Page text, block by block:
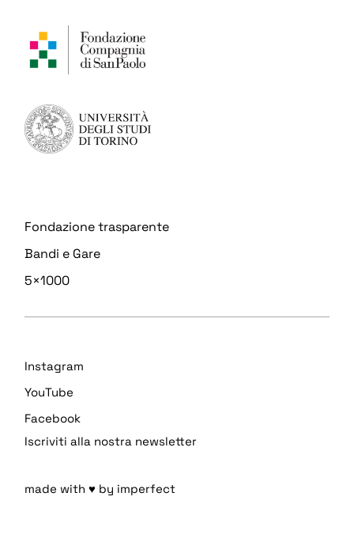
Fondazione trasparente
Bandi e Gare
5×1000
Instagram
YouTube
Facebook
Iscriviti alla nostra newsletter
made with ♥ by imperfect